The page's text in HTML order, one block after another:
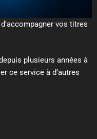
vos titres
plusieurs années à
ce service à d’autres